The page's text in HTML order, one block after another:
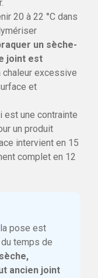
20 à 22 °C dans
un sèche-
joint est
chaleur excessive
et
est une contrainte
un produit
intervient en 15
complet en 12
pose est
temps de
ancien joint